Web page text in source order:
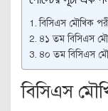
বিসিএস মৌখিক
৪১ তম বিসিএস
৪০ তম বিসিএস
বিসিএস